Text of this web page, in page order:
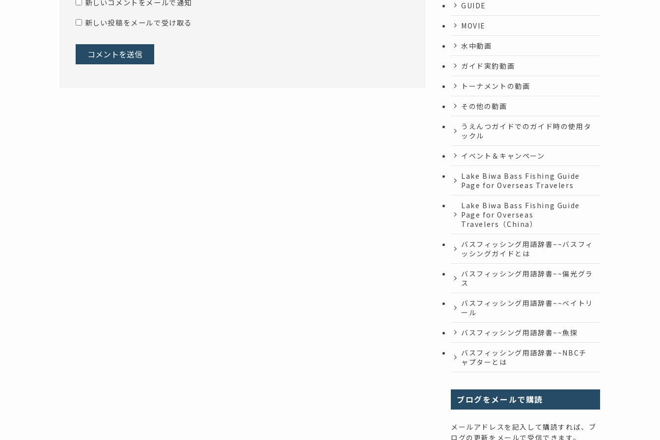
新しいコメントをメールで通知
新しい投稿をメールで受け取る
GUIDE
MOVIE
水中動画
ガイド実釣動画
トーナメントの動画
その他の動画
うえんつガイドでのガイド時の使用タ
ックル
イベント＆キャンペーン
Lake Biwa Bass Fishing Guide
Page for Overseas Travelers
Lake Biwa Bass Fishing Guide
Page for Overseas
Travelers（China）
バスフィッシング用語辞書~~バスフィ
ッシングガイドとは
バスフィッシング用語辞書~~偏光グラ
ス
バスフィッシング用語辞書~~ベイトリ
ール
バスフィッシング用語辞書~~魚探
バスフィッシング用語辞書~~NBCチ
ャプターとは
ブログをメールで購読
メールアドレスを記入して購読すれば、ブ
ログの更新をメールで受信できます。